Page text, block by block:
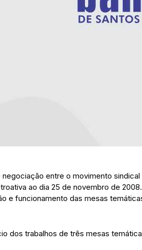
entre o movimento
ao dia 25 de novembro de
e funcionamento das mesas
dos trabalhos de três mesas